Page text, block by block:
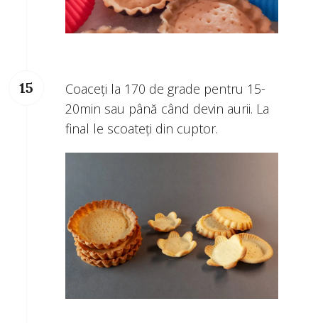
Coaceți la 170 de grade pentru 15-
20min sau până când devin aurii. La
final le scoateți din cuptor.